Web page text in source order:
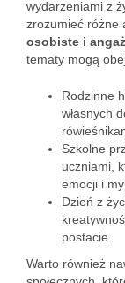
wydarzeniami z
zrozumieć różne
osobiste i
tematy mogą
Rodzinne
własnych
Szkolne
uczniami,
emocji i
Dzień z
postacie.
Warto również